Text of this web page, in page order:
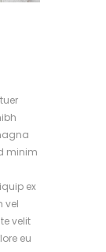
minim
ex
vel
velit
eu